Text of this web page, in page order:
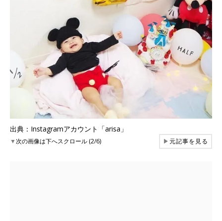
出典：Instagramアカウント「arisa」
▼次の画像は下へスクロール (2/6) ▶元記事を見る